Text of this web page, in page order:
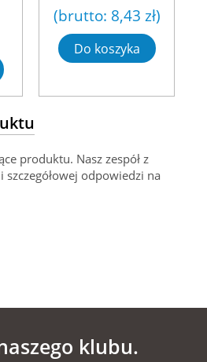
(brutto: 8,43 zł)
Do koszyka
produktu. Nasz zespół z
odpowiedzi na
klubu.